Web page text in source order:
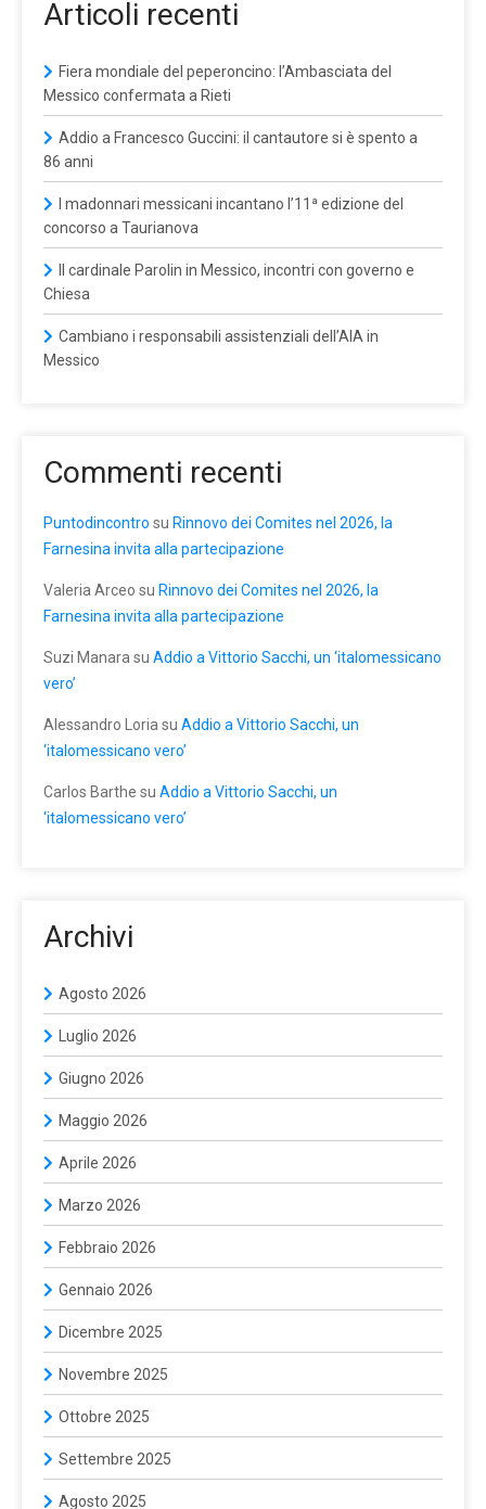
Articoli recenti
Fiera mondiale del peperoncino: l’Ambasciata del
Messico confermata a Rieti
Addio a Francesco Guccini: il cantautore si è spento a
86 anni
I madonnari messicani incantano l’11ª edizione del
concorso a Taurianova
Il cardinale Parolin in Messico, incontri con governo e
Chiesa
Cambiano i responsabili assistenziali dell’AIA in
Messico
Commenti recenti
Puntodincontro su Rinnovo dei Comites nel 2026, la
Farnesina invita alla partecipazione
Valeria Arceo su Rinnovo dei Comites nel 2026, la
Farnesina invita alla partecipazione
Suzi Manara su Addio a Vittorio Sacchi, un ‘italomessicano
vero’
Alessandro Loria su Addio a Vittorio Sacchi, un
‘italomessicano vero’
Carlos Barthe su Addio a Vittorio Sacchi, un
‘italomessicano vero’
Archivi
Agosto 2026
Luglio 2026
Giugno 2026
Maggio 2026
Aprile 2026
Marzo 2026
Febbraio 2026
Gennaio 2026
Dicembre 2025
Novembre 2025
Ottobre 2025
Settembre 2025
Agosto 2025